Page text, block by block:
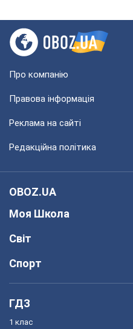
Про компанію
Правова інформація
Реклама на сайті
Редакційна політика
OBOZ.UA
Моя Школа
Світ
Спорт
ГДЗ
1 клас